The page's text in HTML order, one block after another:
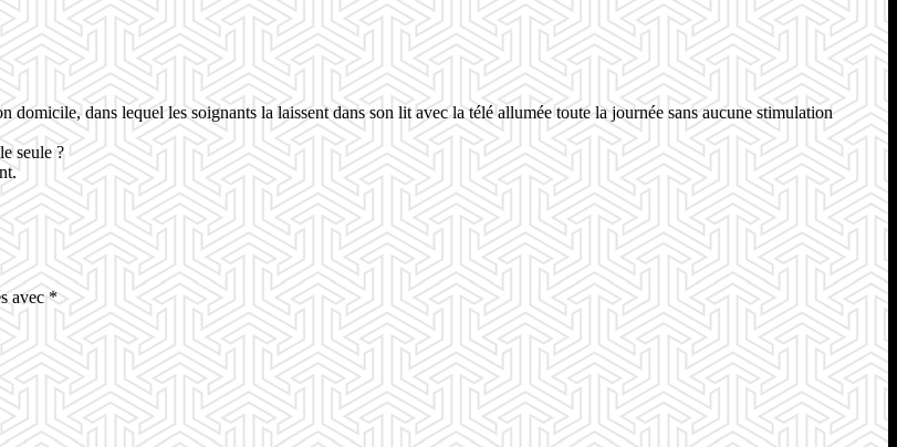
dans lequel les soignants la laissent dans son lit avec la télé allumée toute la journée sans aucune stimulation
seule ?
avec*